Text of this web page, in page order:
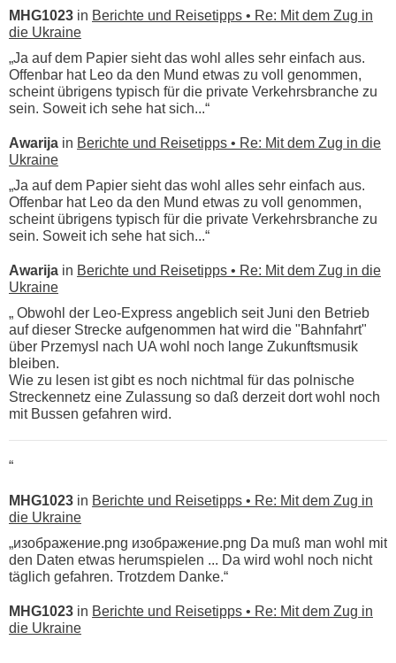
MHG1023 in Berichte und Reisetipps • Re: Mit dem Zug in
die Ukraine
„Ja auf dem Papier sieht das wohl alles sehr einfach aus.
Offenbar hat Leo da den Mund etwas zu voll genommen,
scheint übrigens typisch für die private Verkehrsbranche zu
sein. Soweit ich sehe hat sich...“
Awarija in Berichte und Reisetipps • Re: Mit dem Zug in die
Ukraine
„Ja auf dem Papier sieht das wohl alles sehr einfach aus.
Offenbar hat Leo da den Mund etwas zu voll genommen,
scheint übrigens typisch für die private Verkehrsbranche zu
sein. Soweit ich sehe hat sich...“
Awarija in Berichte und Reisetipps • Re: Mit dem Zug in die
Ukraine
„ Obwohl der Leo-Express angeblich seit Juni den Betrieb
auf dieser Strecke aufgenommen hat wird die "Bahnfahrt"
über Przemysl nach UA wohl noch lange Zukunftsmusik
bleiben.
Wie zu lesen ist gibt es noch nichtmal für das polnische
Streckennetz eine Zulassung so daß derzeit dort wohl noch
mit Bussen gefahren wird.
“
MHG1023 in Berichte und Reisetipps • Re: Mit dem Zug in
die Ukraine
„изображение.png изображение.png Da muß man wohl mit
den Daten etwas herumspielen ... Da wird wohl noch nicht
täglich gefahren. Trotzdem Danke.“
MHG1023 in Berichte und Reisetipps • Re: Mit dem Zug in
die Ukraine